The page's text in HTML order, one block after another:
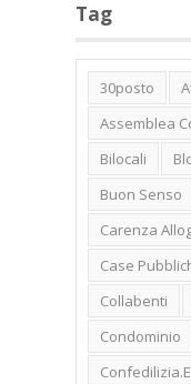
Tag
30posto
Assemblea
Bilocali
Buon Senso
Carenza
Case
Collabenti
Condominio